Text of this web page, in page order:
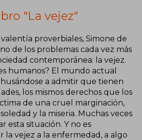
"La vejez"
proverbiales, Simone de
de los problemas cada vez más
contemporánea: la vejez.
humanos? El mundo actual
a admitir que tienen
los mismos derechos que los
de una cruel marginación,
y la miseria. Muchas veces
esta situación. Y no es
la vejez a la enfermedad, a algo